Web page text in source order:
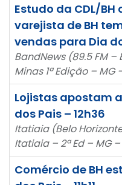
Estudo da CDL/
varejista de BH
vendas para Dia
BandNews (89.5 FM
Minas 1ª Edição – MG
Lojistas apostam
dos Pais – 12h36
Itatiaia (Belo
Itatiaia – 2ª Ed – MG
Comércio de BH